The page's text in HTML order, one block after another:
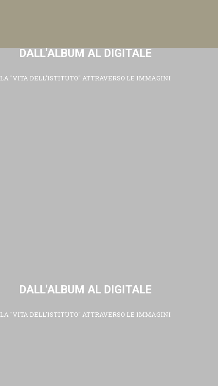
DALL'ALBUM AL DIGITALE
LA "VITA DELL'ISTITUTO" ATTRAVERSO LE IMMAGINI
DALL'ALBUM AL DIGITALE
LA "VITA DELL'ISTITUTO" ATTRAVERSO LE IMMAGINI